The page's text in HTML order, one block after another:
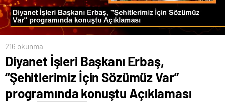
216 okunma
Diyanet İşleri Başkanı Erbaş,
“Şehitlerimiz İçin Sözümüz Var”
programında konuştu Açıklaması